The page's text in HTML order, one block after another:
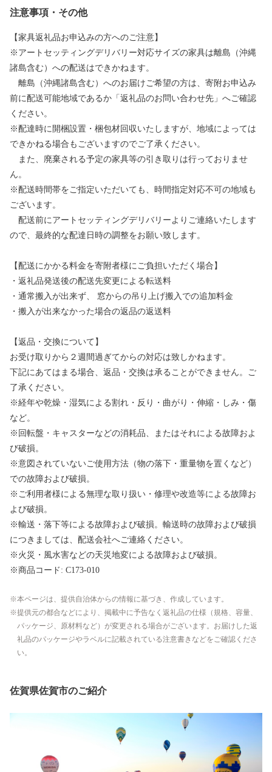
注意事項・その他
【家具返礼品お申込みの方へのご注意】
※アートセッティングデリバリー対応サイズの家具は離島（沖縄
諸島含む）への配送はできかねます。
離島（沖縄諸島含む）へのお届けご希望の方は、寄附お申込み
前に配送可能地域であるか「返礼品のお問い合わせ先」へご確認
ください。
※配達時に開梱設置・梱包材回収いたしますが、地域によっては
できかねる場合もございますのでご了承ください。
また、廃棄される予定の家具等の引き取りは行っておりませ
ん。
※配送時間帯をご指定いただいても、時間指定対応不可の地域も
ございます。
配送前にアートセッティングデリバリーよりご連絡いたします
ので、最終的な配達日時の調整をお願い致します。
【配送にかかる料金を寄附者様にご負担いただく場合】
・返礼品発送後の配送先変更による転送料
・通常搬入が出来ず、 窓からの吊り上げ搬入での追加料金
・搬入が出来なかった場合の返品の返送料
【返品・交換について】
お受け取りから２週間過ぎてからの対応は致しかねます。
下記にあてはまる場合、返品・交換は承ることができません。ご
了承ください。
※経年や乾燥・湿気による割れ・反り・曲がり・伸縮・しみ・傷
など。
※回転盤・キャスターなどの消耗品、またはそれによる故障およ
び破損。
※意図されていないご使用方法（物の落下・重量物を置くなど）
での故障および破損。
※ご利用者様による無理な取り扱い・修理や改造等による故障お
よび破損。
※輸送・落下等による故障および破損。輸送時の故障および破損
につきましては、配送会社へご連絡ください。
※火災・風水害などの天災地変による故障および破損。
※商品コード: C173-010
本ページは、提供自治体からの情報に基づき、作成しています。
提供元の都合などにより、掲載中に予告なく返礼品の仕様（規格、容量、
パッケージ、原材料など）が変更される場合がございます。お届けした返
礼品のパッケージやラベルに記載されている注意書きなどをご確認くださ
い。
佐賀県佐賀市のご紹介